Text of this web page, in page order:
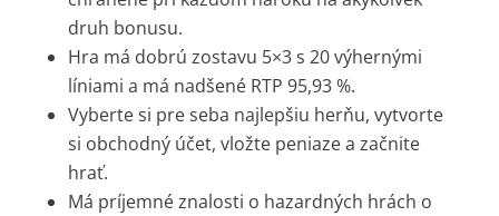
druh bonusu.
Hra má dobrú zostavu 5×3 s 20 výhernými
líniami a má nadšené RTP 95,93 %.
Vyberte si pre seba najlepšiu herňu, vytvorte
si obchodný účet, vložte peniaze a začnite
hrať.
Má príjemné znalosti o hazardných hrách o